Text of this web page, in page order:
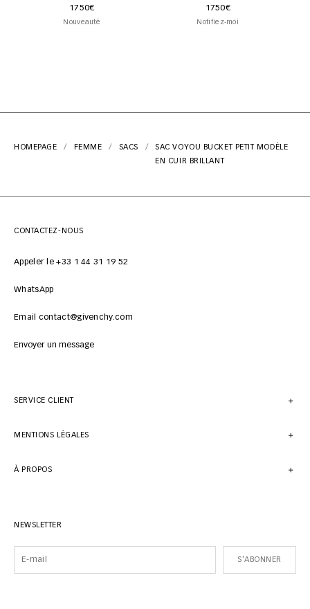
1750€
Nouveauté
1750€
Notifiez-moi
HOMEPAGE FEMME SACS
SAC VOYOU BUCKET PETIT MODÈLE
EN CUIR BRILLANT
CONTACTEZ-NOUS
Appeler le +33 1 44 31 19 52
WhatsApp
Email contact@givenchy.com
Envoyer un message
SERVICE CLIENT
MENTIONS LÉGALES
À PROPOS
NEWSLETTER
S'ABONNER